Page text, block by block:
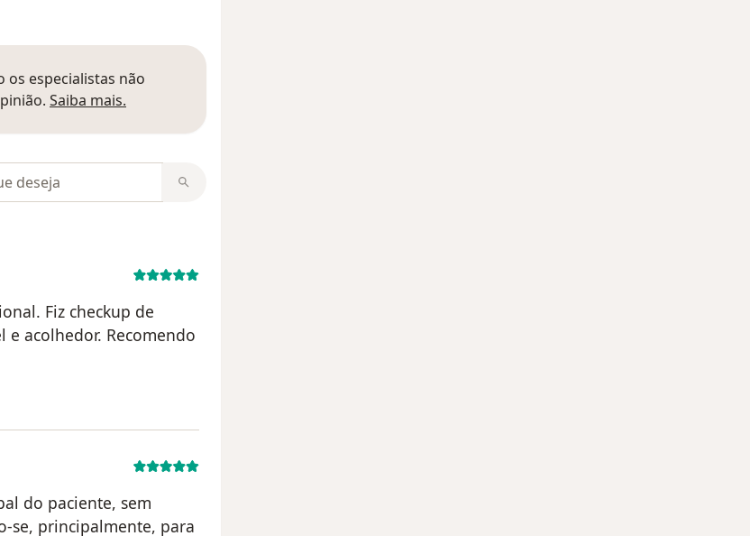
os especialistas não
Saiba mais.
Fiz checkup de
acolhedor. Recomendo
do paciente, sem
se, principalmente, para